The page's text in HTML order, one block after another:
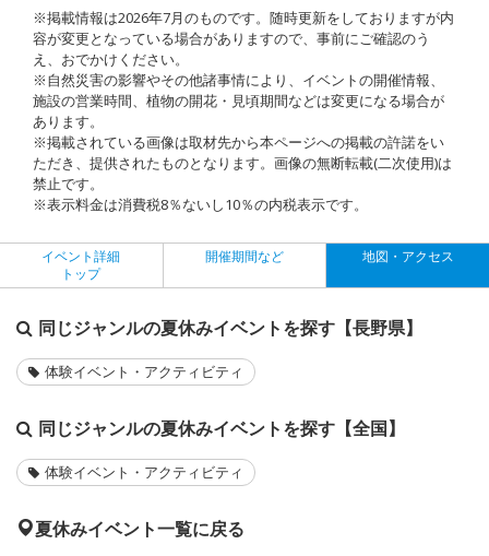
※掲載情報は2026年7月のものです。随時更新をしておりますが内
容が変更となっている場合がありますので、事前にご確認のう
え、おでかけください。
※自然災害の影響やその他諸事情により、イベントの開催情報、
施設の営業時間、植物の開花・見頃期間などは変更になる場合が
あります。
※掲載されている画像は取材先から本ページへの掲載の許諾をい
ただき、提供されたものとなります。画像の無断転載(二次使用)は
禁止です。
※表示料金は消費税8％ないし10％の内税表示です。
イベント詳細
トップ
開催期間など 地図・アクセス
同じジャンルの夏休みイベントを探す【長野県】
体験イベント・アクティビティ
同じジャンルの夏休みイベントを探す【全国】
体験イベント・アクティビティ
夏休みイベント一覧に戻る